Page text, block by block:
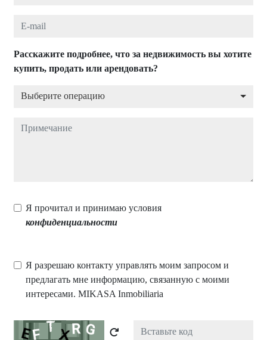
E-mail
Расскажите подробнее, что за недвижимость вы хотите
купить, продать или арендовать?
Выберите операцию
Выберите операцию
Примечание
Я прочитал и принимаю условия
конфиденциальности
Я разрешаю контакту управлять моим запросом и
предлагать мне информацию, связанную с моими
интересами. MIKASA Inmobiliaria
Captcha